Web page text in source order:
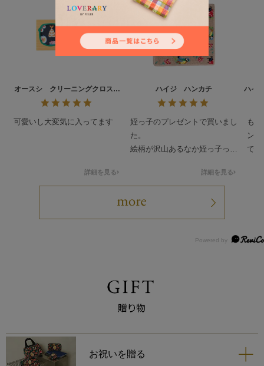
オースシ クリーニングクロス
L/CCOHS-193021
詳細を見る
可愛いし大変気に入ってます
ハイジ ハンカチ
詳細を見る
姪っ子のプレゼントで買いまし
た。
絵柄が沢山あるなか姪っ子っぽ
ャだったみたいで喜んで貰いま
ハイ
も
ン
で
お祝いを贈る